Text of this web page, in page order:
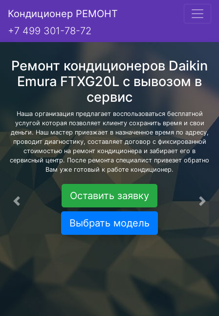
Кондиционер РЕМОНТ
+7 499 301-78-72
Ремонт кондиционеров Daikin
Emura FTXG20L с вывозом в
сервис
Наша организация предлагает воспользоваться бесплатной
услугой которая позволяет клиенту сохранить время и свои
деньги. Наш мастер приезжает в назначенное время по адресу,
проводит диагностику, составляет договор с фиксированной
стоимостью на ремонт кондиционера и забирает его в
сервисный центр. После ремонта специалист привезет обратно
Вам уже готовый к работе кондиционер.
Оставить заявку
Выбрать модель
Предыдущая